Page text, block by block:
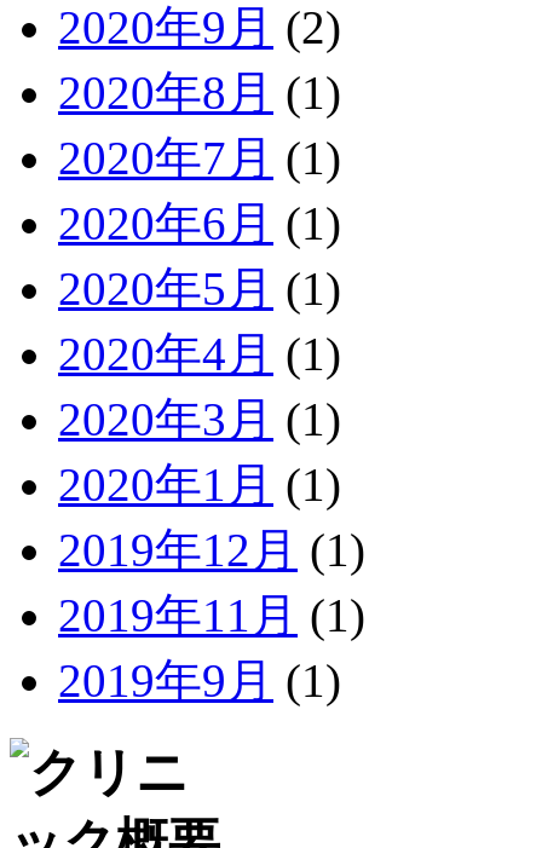
2020年9月 (2)
2020年8月 (1)
2020年7月 (1)
2020年6月 (1)
2020年5月 (1)
2020年4月 (1)
2020年3月 (1)
2020年1月 (1)
2019年12月 (1)
2019年11月 (1)
2019年9月 (1)